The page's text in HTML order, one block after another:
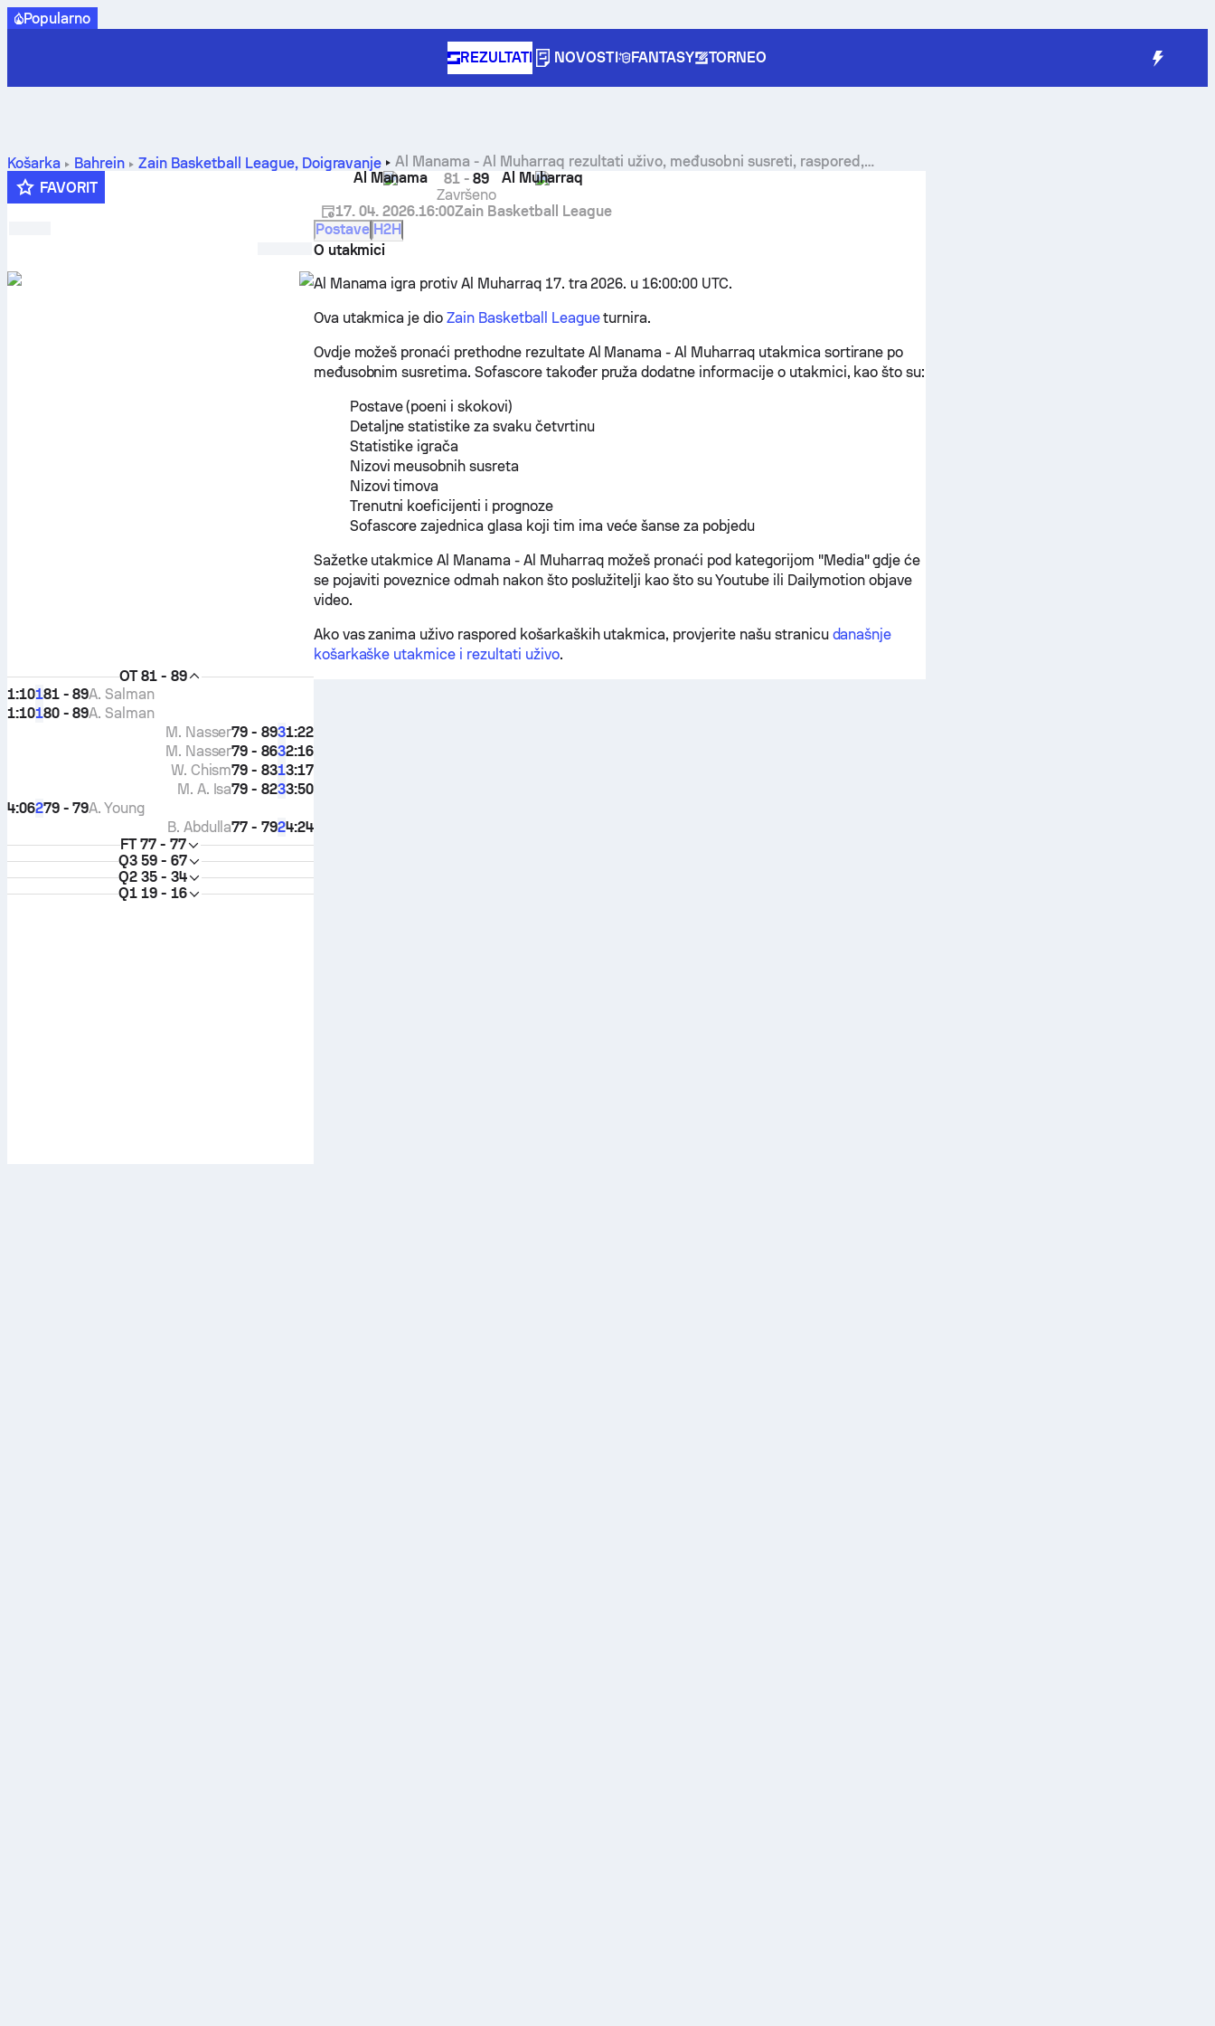
Popularno
REZULTATI NOVOSTI FANTASY TORNEO
Košarka Bahrein Zain Basketball League, Doigravanje
Al Manama - Al Muharraq rezultati uživo, međusobni susreti, raspored,
prognoze i statistike
FAVORIT
Al Manama 81-89
Završeno
Al Muharraq
17. 04. 2026.16:00Zain Basketball League
OT 81 - 89
1:10181 - 89A. Salman
1:10180 - 89A. Salman
1:22
3
79 - 89
M. Nasser
2:16
3
79 - 86
M. Nasser
3:17
1
79 - 83
W. Chism
3:50
3
79 - 82
M. A. Isa
4:06279 - 79A. Young
4:24
2
77 - 79
B. Abdulla
FT 77 - 77
Q3 59 - 67
Q2 35 - 34
Q1 19 - 16
Postave H2H
O utakmici
Al Manama igra protiv Al Muharraq 17. tra 2026. u 16:00:00 UTC.
Ova utakmica je dioZain Basketball Leagueturnira.
Ovdje možeš pronaći prethodne rezultate Al Manama - Al Muharraq utakmica sortirane po
međusobnim susretima. Sofascore također pruža dodatne informacije o utakmici, kao što su:
Postave (poeni i skokovi)
Detaljne statistike za svaku četvrtinu
Statistike igrača
Nizovi meusobnih susreta
Nizovi timova
Trenutni koeficijenti i prognoze
Sofascore zajednica glasa koji tim ima veće šanse za pobjedu
Sažetke utakmice Al Manama - Al Muharraq možeš pronaći pod kategorijom "Media" gdje će
se pojaviti poveznice odmah nakon što poslužitelji kao što su Youtube ili Dailymotion objave
video.
Ako vas zanima uživo raspored košarkaških utakmica, provjerite našu stranicu današnje
košarkaške utakmice i rezultati uživo.